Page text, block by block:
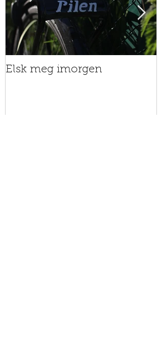
Elsk meg imorgen